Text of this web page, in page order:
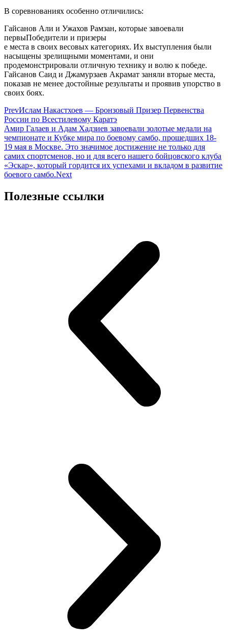
В соревнованиях особенно отличились:
Гайсанов Али и Ужахов Рамзан, которые завоевали
первыПобедители и призеры
е места в своих весовых категориях. Их выступления были
насыщены зрелищными моментами, и они
продемонстрировали отличную технику и волю к победе.
Гайсанов Саид и Джамурзаев Акрамат заняли вторые места,
показав не менее достойные результаты и проявив упорство в
своих боях.
PrevИслам Накастхоев — Бронзовый Призер Первенства
России по Всестилевому Каратэ
Амир Галаев и Адам Хадзиев завоевали золотые медали на
чемпионате и Кубке мира по боевому самбо, прошедших 18-
19 мая в Москве. Это значимое достижение не только для
самих спортсменов, но и для всего нашего бойцовского клуба
«Эскар», который гордится их успехами и вкладом в развитие
боевого самбо.Next
Полезные ссылки